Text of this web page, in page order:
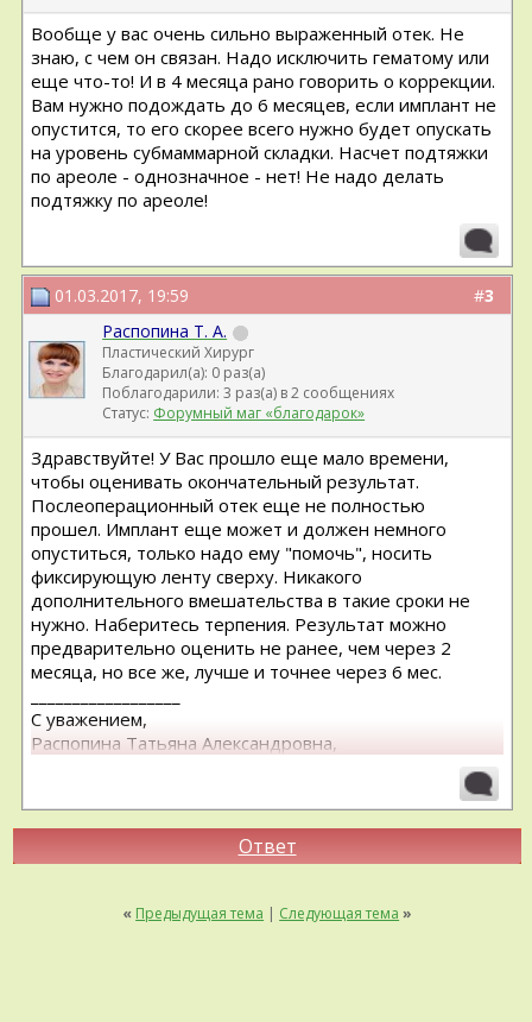
Вообще у вас очень сильно выраженный отек. Не
знаю, с чем он связан. Надо исключить гематому или
еще что-то! И в 4 месяца рано говорить о коррекции.
Вам нужно подождать до 6 месяцев, если имплант не
опустится, то его скорее всего нужно будет опускать
на уровень субмаммарной складки. Насчет подтяжки
по ареоле - однозначное - нет! Не надо делать
подтяжку по ареоле!
#3
01.03.2017, 19:59
Распопина Т. А.
Пластический Хирург
Благодарил(а): 0 раз(а)
Поблагодарили: 3 раз(а) в 2 сообщениях
Статус: Форумный маг «благодарок»
Здравствуйте! У Вас прошло еще мало времени,
чтобы оценивать окончательный результат.
Послеоперационный отек еще не полностью
прошел. Имплант еще может и должен немного
опуститься, только надо ему "помочь", носить
фиксирующую ленту сверху. Никакого
дополнительного вмешательства в такие сроки не
нужно. Наберитесь терпения. Результат можно
предварительно оценить не ранее, чем через 2
месяца, но все же, лучше и точнее через 6 мес.
С уважением,
Распопина Татьяна Александровна,
Ответ
« Предыдущая тема | Следующая тема »